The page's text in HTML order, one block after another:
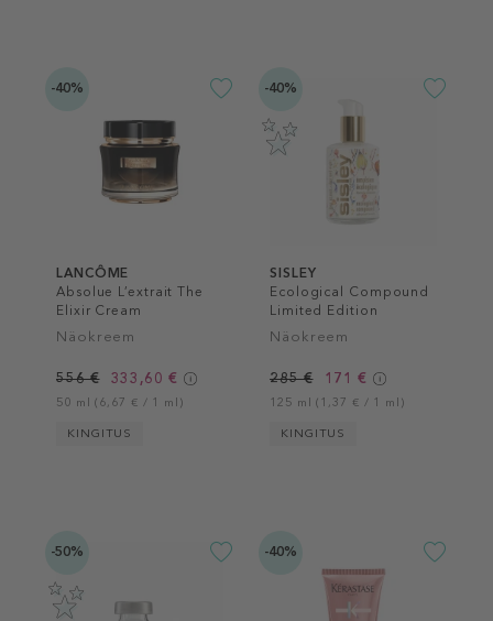
-40%
LANCÔME
Absolue L’extrait The
Elixir Cream
Näokreem
556 € 333,60 €
50 ml (6,67 € / 1 ml)
KINGITUS
-40%
SISLEY
Ecological Compound
Limited Edition
Näokreem
285 € 171 €
125 ml (1,37 € / 1 ml)
KINGITUS
-50% -40%